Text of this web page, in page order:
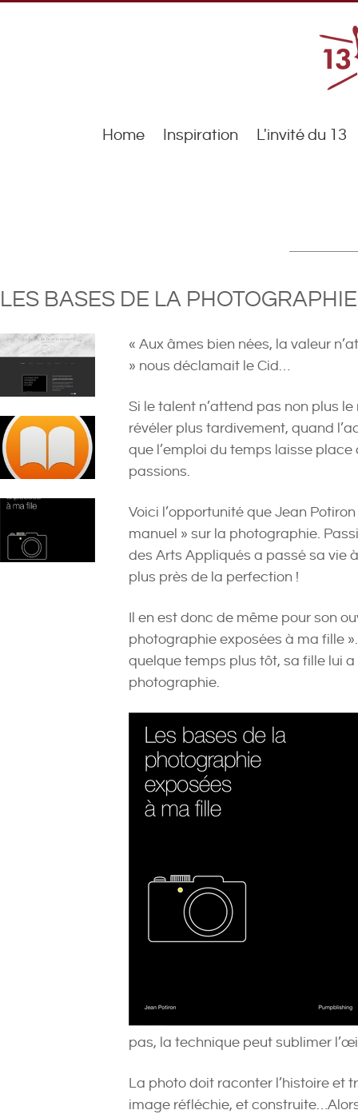
Home Inspiration L'invité du 13
LES BASES DE LA PHOTOGRAPHIE
« Aux âmes bien nées, la valeur
» nous déclamait le Cid…
Si le talent n’attend pas non plus
révéler plus tardivement, quand
que l’emploi du temps laisse
passions.
Voici l’opportunité que Jean
manuel » sur la photographie.
des Arts Appliqués a passé sa vie
plus près de la perfection !
Il en est donc de même pour son
photographie exposées à ma fille
quelque temps plus tôt, sa fille lui
photographie.
pas, la technique peut sublimer
La photo doit raconter l’histoire et
image réfléchie, et